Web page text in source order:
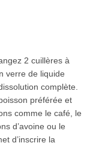
2 cuillères à
verre de liquide
complète.
préférée et
comme le café, le
d’avoine ou le
d’inscrire la